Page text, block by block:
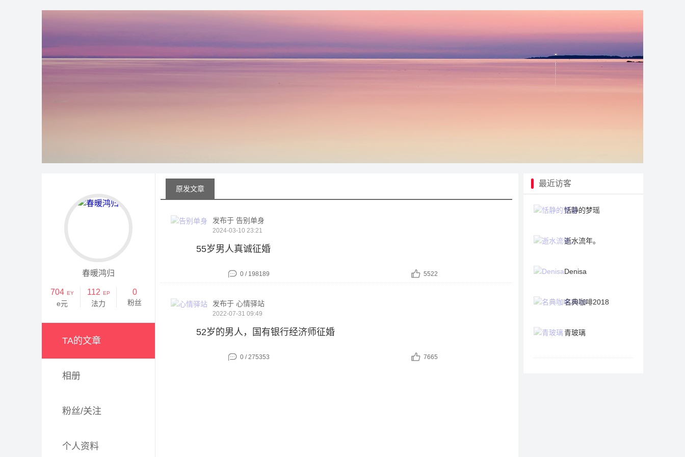
春暖鸿归
704 EY
e元
112 EP
法力
0
粉丝
TA的文章
相册
粉丝/关注
个人资料
原发文章
发布于 告别单身
2024-03-10 23:21
55岁男人真诚征婚
0 / 198189 5522
发布于 心情驿站
2022-07-31 09:49
52岁的男人，国有银行经济师征婚
0 / 275353 7665
最近访客
恬静的梦瑶
逝水流年。
Denisa
名典咖啡2018
青玻璃